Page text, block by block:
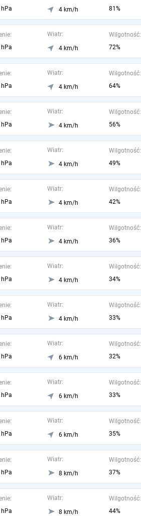
4 km/h
81%
Wiatr:
4 km/h
Wilgotność:
72%
Wiatr:
4 km/h
Wilgotność:
64%
Wiatr:
4 km/h
Wilgotność:
56%
Wiatr:
4 km/h
Wilgotność:
49%
Wiatr:
4 km/h
Wilgotność:
42%
Wiatr:
4 km/h
Wilgotność:
36%
Wiatr:
4 km/h
Wilgotność:
34%
Wiatr:
4 km/h
Wilgotność:
33%
Wiatr:
6 km/h
Wilgotność:
32%
Wiatr:
6 km/h
Wilgotność:
33%
Wiatr:
6 km/h
Wilgotność:
35%
Wiatr:
8 km/h
Wilgotność:
37%
Wiatr:
8 km/h
Wilgotność:
44%